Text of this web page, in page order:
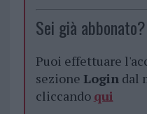
Sei già abbonato?
Puoi effettuare
sezione Logindal
cliccando qui